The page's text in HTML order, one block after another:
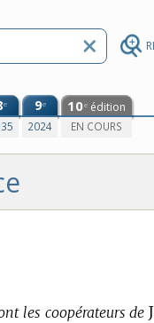
e 9e
2024
10e édition
EN COURS
les coopérateurs de